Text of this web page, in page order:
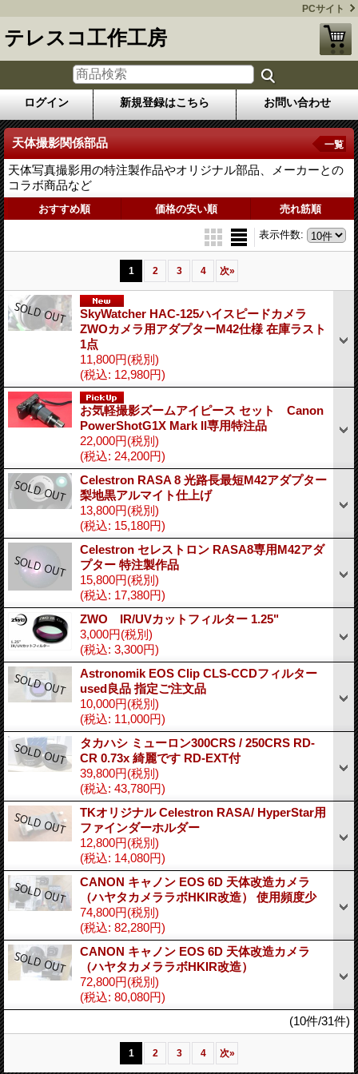
PCサイト
テレスコ工作工房
ログイン 新規登録はこちら お問い合わせ
天体撮影関係部品
天体写真撮影用の特注製作品やオリジナル部品、メーカーとの
コラボ商品など
一覧
おすすめ順 価格の安い順 売れ筋順
表示件数:
1 2 3 4 次»
SkyWatcher HAC-125ハイスピードカメラ
ZWOカメラ用アダプターM42仕様 在庫ラスト
1点
11,800円(税別)
(税込: 12,980円)
お気軽撮影ズームアイピース セット Canon
PowerShotG1X Mark II専用特注品
22,000円(税別)
(税込: 24,200円)
Celestron RASA 8 光路長最短M42アダプター
梨地黒アルマイト仕上げ
13,800円(税別)
(税込: 15,180円)
Celestron セレストロン RASA8専用M42アダ
プター 特注製作品
15,800円(税別)
(税込: 17,380円)
ZWO IR/UVカットフィルター 1.25"
3,000円(税別)
(税込: 3,300円)
Astronomik EOS Clip CLS-CCDフィルター
used良品 指定ご注文品
10,000円(税別)
(税込: 11,000円)
タカハシ ミューロン300CRS / 250CRS RD-
CR 0.73x 綺麗です RD-EXT付
39,800円(税別)
(税込: 43,780円)
TKオリジナル Celestron RASA/ HyperStar用
ファインダーホルダー
12,800円(税別)
(税込: 14,080円)
CANON キャノン EOS 6D 天体改造カメラ
（ハヤタカメララボHKIR改造） 使用頻度少
74,800円(税別)
(税込: 82,280円)
CANON キャノン EOS 6D 天体改造カメラ
（ハヤタカメララボHKIR改造）
72,800円(税別)
(税込: 80,080円)
(10件/31件)
1 2 3 4 次»